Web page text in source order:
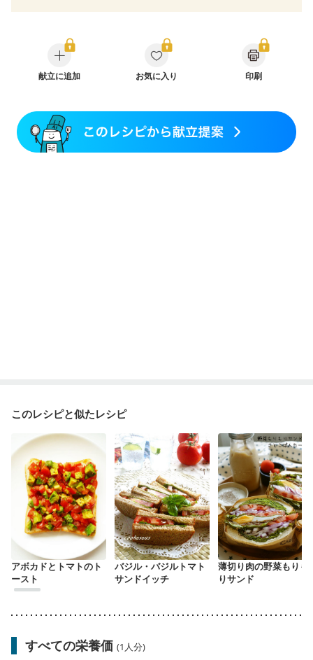
糖尿病性腎症（第１期）
糖尿病性腎症（第２期）
糖尿病性腎症（第３期）
CKD（ステージ１）
CKD（ステージ２）
CKD（ステージ３a）
乳がん治療を終えた方・経過観察中の方など
味の感じ方が変わった
食欲がない
妊娠中(初期)
妊婦健診・体重増加が気になる（初期）
献立に追加 お気に入り 印刷
このレシピと似たレシピ
アボカドとトマトのト
ースト
バジル・バジルトマト
サンドイッチ
薄切り肉の野菜もりも
りサンド
すべての栄養価 (1人分)